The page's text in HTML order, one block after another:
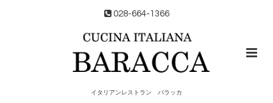
028-664-1366
イタリアンレストラン バラッカ